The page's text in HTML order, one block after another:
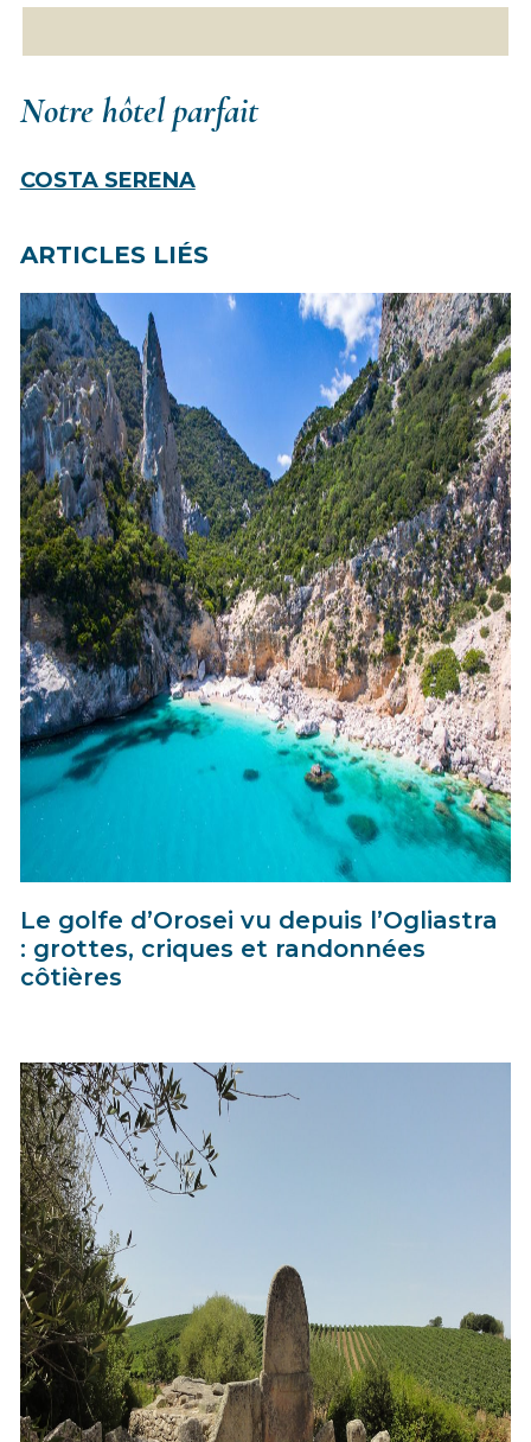
Notre hôtel parfait
COSTA SERENA
ARTICLES LIÉS
Le golfe d’Orosei vu depuis l’Ogliastra
: grottes, criques et randonnées
côtières